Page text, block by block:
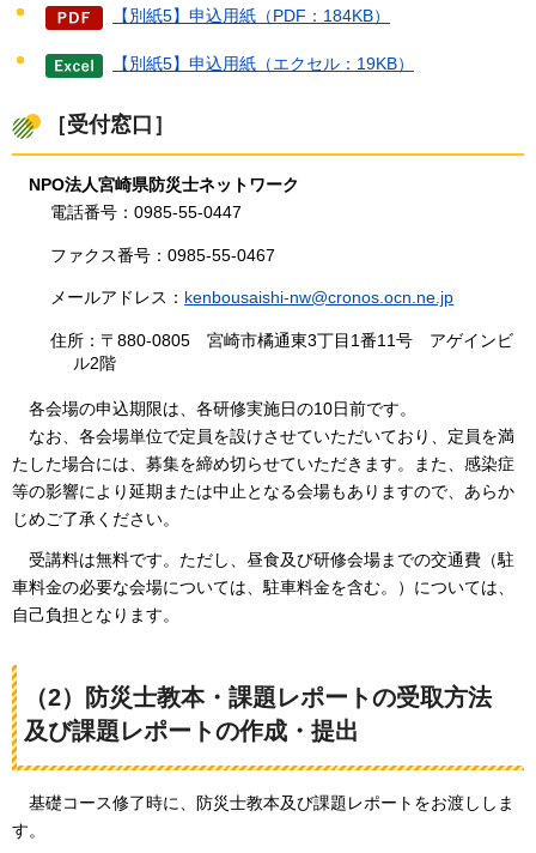
【別紙5】申込用紙（PDF：184KB）
【別紙5】申込用紙（エクセル：19KB）
［受付窓口］
NPO法人宮崎県防災士ネットワーク
電話番号：0985-55-0447
ファクス番号：0985-55-0467
メールアドレス： kenbousaishi-nw@cronos.ocn.ne.jp
住所：〒880-0805 宮崎市橘通東3丁目1番11号 アゲインビ
ル2階
各会場の申込期限は、 各研修実施日の10日前です。
なお、 各会場単位で定員を設けさせていただいており、定員を満
たした場合には、募集を締め切らせていただきます。また、感染症
等の影響により延期または中止となる会場もありますので、あらか
じめご了承ください。
受講料は無料です。 ただし、昼食及び研修会場までの交通費（駐
車料金の必要な会場については、駐車料金を含む。）については、
自己負担となります。
（2）防災士教本・課題レポートの受取方法
及び課題レポートの作成・提出
基礎コース修了時に、 防災士教本及び課題レポートをお渡ししま
す。